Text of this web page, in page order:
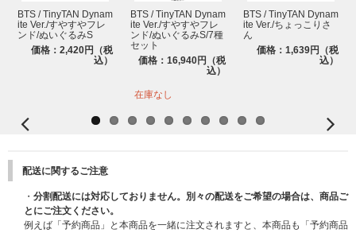
BTS / TinyTAN Dynam
ite Ver./すやすやフレ
ンド/ぬいぐるみS
価格：2,420円（税
込）
BTS / TinyTAN Dynam
ite Ver./すやすやフレ
ンド/ぬいぐるみS/7種
セット
価格：16,940円（税
込）
在庫なし
BTS / TinyTAN Dynam
ite Ver./ちょっこりさ
ん
価格：1,639円（税
込）
配送に関するご注意
・ 分割配送には対応しておりません。別々の配送をご希望の場合は、商品ご
とにご注文ください。
例えば「予約商品」と本商品を一緒に注文されますと、本商品も「予約商品